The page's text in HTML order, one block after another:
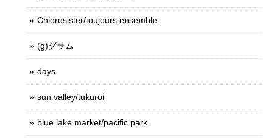
Chlorosister/toujours ensemble
(g)グラム
days
sun valley/tukuroi
blue lake market/pacific park